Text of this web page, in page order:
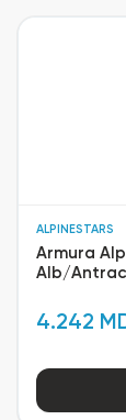
ALPINESTARS
Armura
Alb/
4.242